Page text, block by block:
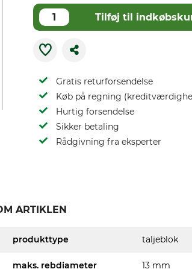
Tilføj til
Gratis returforsendelse
Køb på regning
Hurtig forsendelse
Sikker betaling
Rådgivning fra eksperter
ARTIKLEN
produkttype taljeblok
maks. rebdiameter 13 mm